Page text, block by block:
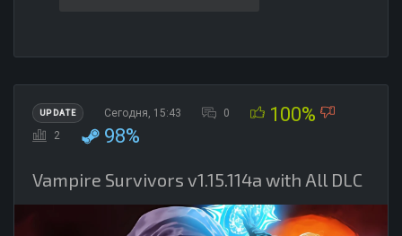
UPDATE Сегодня, 15:43 0 100%
2 98%
Vampire Survivors v1.15.114a with All DLC